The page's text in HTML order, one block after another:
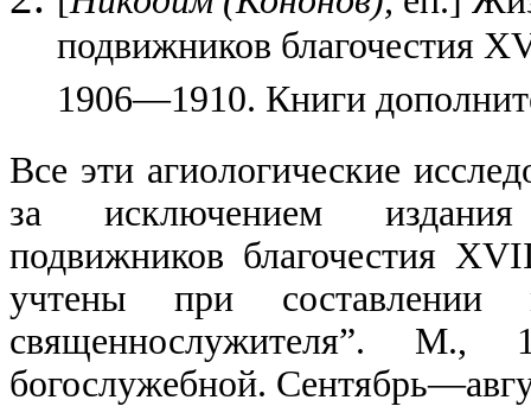
подвижников благочестия
1906—1910. Книги
Все эти агиологические
за исключением издания
подвижников благочестия
учтены при составлении
священнослужителя”.
богослужебной.